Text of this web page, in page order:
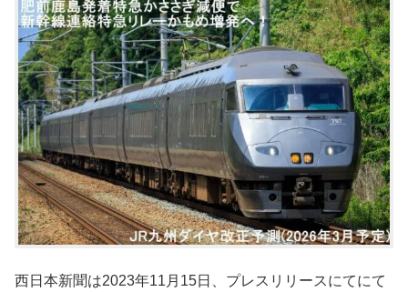
西日本新聞は2023年11月15日、プレスリリースにてにて